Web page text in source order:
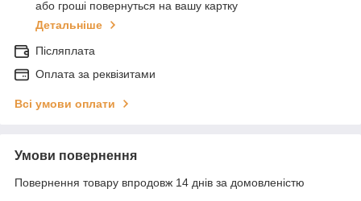
або гроші повернуться на вашу картку
Детальніше
Післяплата
Оплата за реквізитами
Всі умови оплати
Умови повернення
Повернення товару впродовж 14 днів за домовленістю